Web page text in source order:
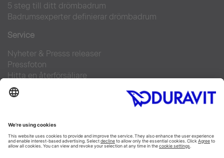
5 steg till ditt drömbadrum
Badrumsexperter definierar drömbadrum
Service
Nyheter & Presss releaser
Pressfoton
Hitta en återförsäljare
FAQs
Facebook
Instagram
Pinterest
Flickr